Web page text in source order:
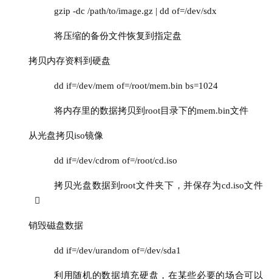
gzip -dc /path/to/image.gz | dd of=/dev/sdx
将压缩的备份文件恢复到指定盘
拷贝内存资料到硬盘
dd if=/dev/mem of=/root/mem.bin bs=1024
将内存里的数据拷贝到root目录下的mem.bin文件
从光盘拷贝iso镜像
dd if=/dev/cdrom of=/root/cd.iso
拷贝光盘数据到root文件夹下，并保存为cd.iso文件

销毁磁盘数据
dd if=/dev/urandom of=/dev/sda1
利用随机的数据填充硬盘，在某些必要的场合可以